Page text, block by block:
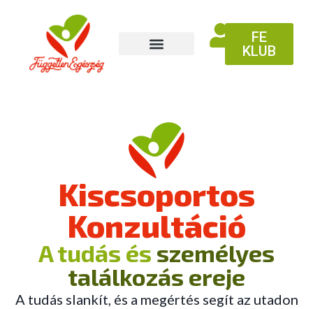
FE
KLUB
Kiscsoportos
Konzultáció
A tudás és személyes
találkozás ereje
A tudás slankít, és a megértés segít az utadon